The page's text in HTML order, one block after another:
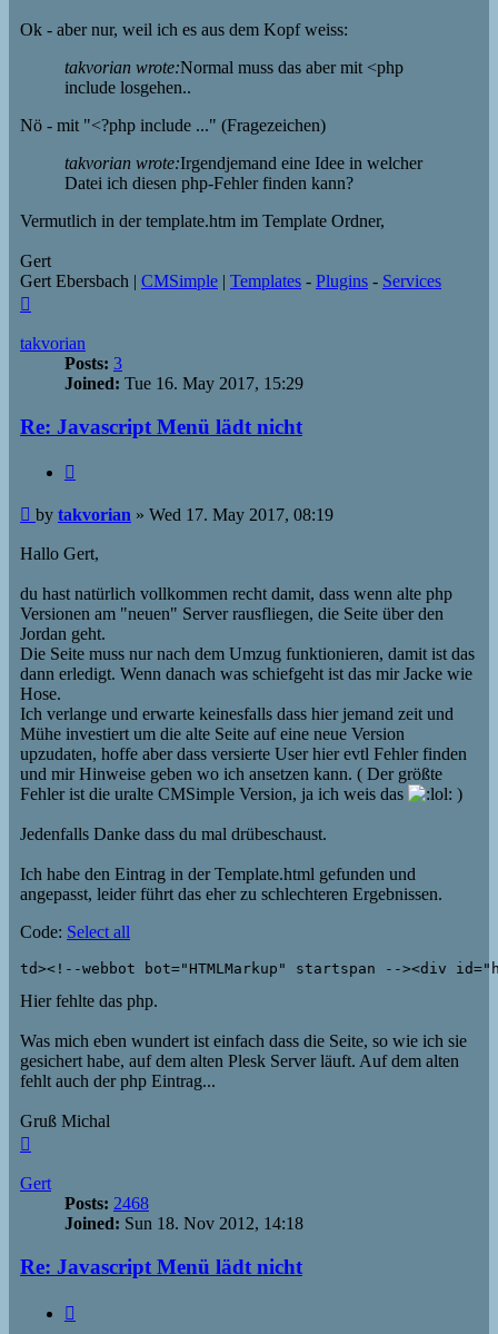
Ok - aber nur, weil ich es aus dem Kopf weiss:
takvorian wrote:Normal muss das aber mit <php
include losgehen..
Nö - mit "<?php include ..." (Fragezeichen)
takvorian wrote:Irgendjemand eine Idee in welcher
Datei ich diesen php-Fehler finden kann?
Vermutlich in der template.htm im Template Ordner,
Gert
Gert Ebersbach | CMSimple | Templates - Plugins - Services
takvorian
Posts: 3
Joined: Tue 16. May 2017, 15:29
Re: Javascript Menü lädt nicht
Post
by takvorian » Wed 17. May 2017, 08:19
Hallo Gert,
du hast natürlich vollkommen recht damit, dass wenn alte php
Versionen am "neuen" Server rausfliegen, die Seite über den
Jordan geht.
Die Seite muss nur nach dem Umzug funktionieren, damit ist das
dann erledigt. Wenn danach was schiefgeht ist das mir Jacke wie
Hose.
Ich verlange und erwarte keinesfalls dass hier jemand zeit und
Mühe investiert um die alte Seite auf eine neue Version
upzudaten, hoffe aber dass versierte User hier evtl Fehler finden
und mir Hinweise geben wo ich ansetzen kann. ( Der größte
Fehler ist die uralte CMSimple Version, ja ich weis das
)
Jedenfalls Danke dass du mal drübeschaust.
Ich habe den Eintrag in der Template.html gefunden und
angepasst, leider führt das eher zu schlechteren Ergebnissen.
Code: Select all
Hier fehlte das php.
Was mich eben wundert ist einfach dass die Seite, so wie ich sie
gesichert habe, auf dem alten Plesk Server läuft. Auf dem alten
fehlt auch der php Eintrag...
Gruß Michal
Gert
Posts: 2468
Joined: Sun 18. Nov 2012, 14:18
Re: Javascript Menü lädt nicht